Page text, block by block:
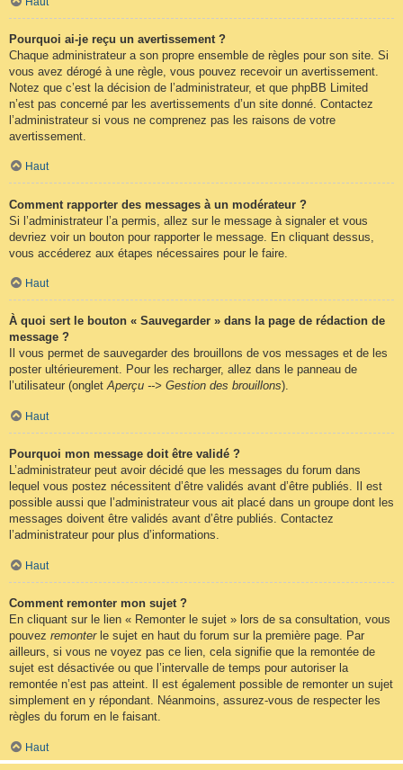
Pourquoi ai-je reçu un avertissement ?
Chaque administrateur a son propre ensemble de règles pour son site. Si
vous avez dérogé à une règle, vous pouvez recevoir un avertissement.
Notez que c’est la décision de l’administrateur, et que phpBB Limited
n’est pas concerné par les avertissements d’un site donné. Contactez
l’administrateur si vous ne comprenez pas les raisons de votre
avertissement.
Haut
Comment rapporter des messages à un modérateur ?
Si l’administrateur l’a permis, allez sur le message à signaler et vous
devriez voir un bouton pour rapporter le message. En cliquant dessus,
vous accéderez aux étapes nécessaires pour le faire.
Haut
À quoi sert le bouton « Sauvegarder » dans la page de rédaction de
message ?
Il vous permet de sauvegarder des brouillons de vos messages et de les
poster ultérieurement. Pour les recharger, allez dans le panneau de
l’utilisateur (ongletAperçu --> Gestion des brouillons).
Haut
Pourquoi mon message doit être validé ?
L’administrateur peut avoir décidé que les messages du forum dans
lequel vous postez nécessitent d’être validés avant d’être publiés. Il est
possible aussi que l’administrateur vous ait placé dans un groupe dont les
messages doivent être validés avant d’être publiés. Contactez
l’administrateur pour plus d’informations.
Haut
Comment remonter mon sujet ?
En cliquant sur le lien « Remonter le sujet » lors de sa consultation, vous
pouvez remonterle sujet en haut du forum sur la première page. Par
ailleurs, si vous ne voyez pas ce lien, cela signifie que la remontée de
sujet est désactivée ou que l’intervalle de temps pour autoriser la
remontée n’est pas atteint. Il est également possible de remonter un sujet
simplement en y répondant. Néanmoins, assurez-vous de respecter les
règles du forum en le faisant.
Haut